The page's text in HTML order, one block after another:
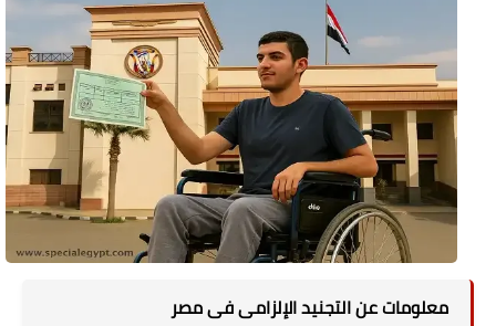
معلومات عن التجنيد الإلزامى فى مصر